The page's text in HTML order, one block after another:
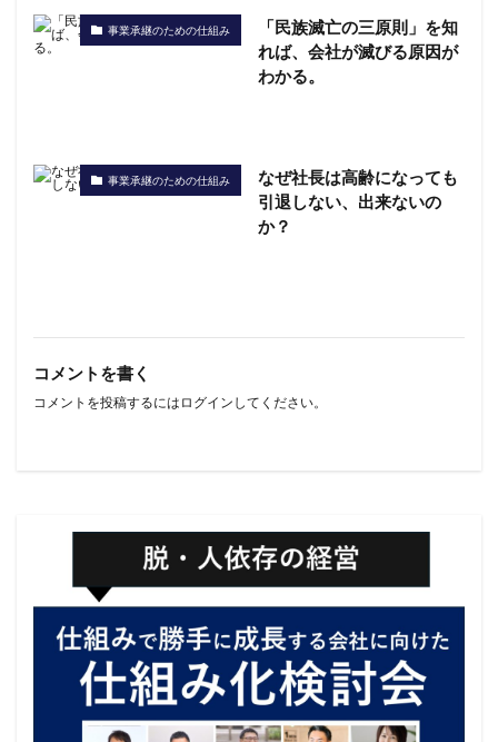
事業承継のための仕組み
「民族滅亡の三原則」を知
れば、会社が滅びる原因が
わかる。
事業承継のための仕組み
なぜ社長は高齢になっても
引退しない、出来ないの
か？
コメントを書く
コメントを投稿するには ログイン してください。